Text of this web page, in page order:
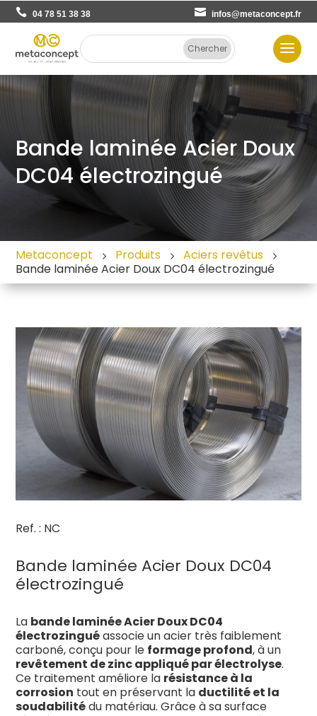
04 78 51 38 38 infos@metaconcept.fr
Bande laminée Acier Doux
DC04 électrozingué
Metaconcept Produits
Aciers revêtus
Bande laminée Acier Doux DC04 électrozingué
Ref. : NC
Bande laminée Acier Doux DC04
électrozingué
La bande laminée Acier Doux DC04
électrozinguéassocie un acier très faiblement
carboné, conçu pour le formage profond, à un
revêtement de zinc appliqué par électrolyse.
Ce traitement améliore la résistance à la
corrosion tout en préservant la ductilité et la
soudabilitédu matériau. Grâce à sa surface